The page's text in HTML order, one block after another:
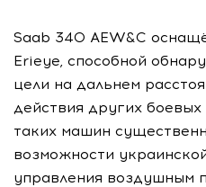
Saab 340 AEW&C
Erieye, способной
цели на дальнем
действия других
таких машин
возможности
управления воздушным